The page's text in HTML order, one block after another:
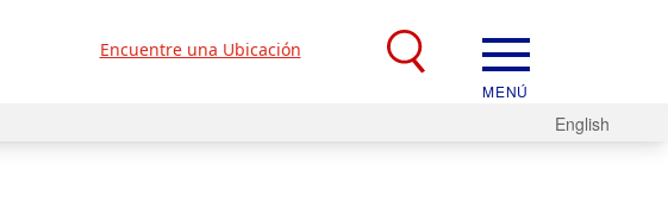
Encuentre una Ubicación
MENÚ
English